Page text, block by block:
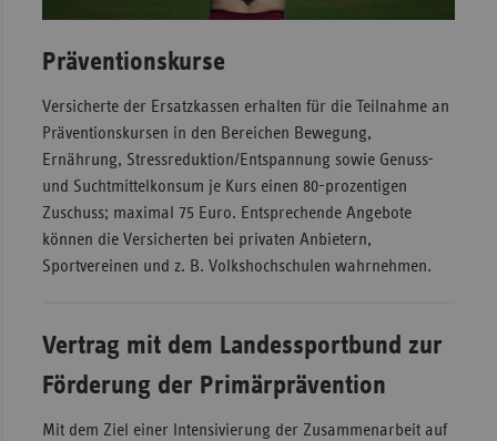
Präventionskurse
Versicherte der Ersatzkassen erhalten für die Teilnahme an
Präventionskursen in den Bereichen Bewegung,
Ernährung, Stressreduktion/Entspannung sowie Genuss-
und Suchtmittelkonsum je Kurs einen 80-prozentigen
Zuschuss; maximal 75 Euro. Entsprechende Angebote
können die Versicherten bei privaten Anbietern,
Sportvereinen und z. B. Volkshochschulen wahrnehmen.
Vertrag mit dem Landessportbund zur
Förderung der Primärprävention
Mit dem Ziel einer Intensivierung der Zusammenarbeit auf